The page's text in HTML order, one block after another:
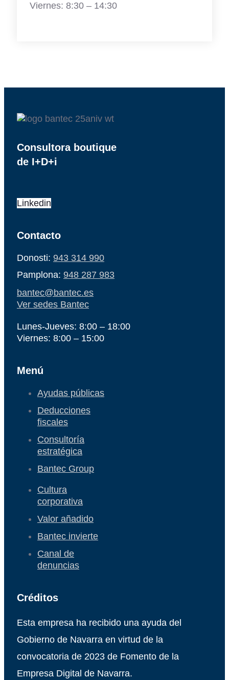
Viernes: 8:30 – 14:30
Consultora boutique
de I+D+i
Linkedin
Contacto
Donosti: 943 314 990
Pamplona: 948 287 983
bantec@bantec.es
Ver sedes Bantec
Lunes-Jueves: 8:00 – 18:00
Viernes: 8:00 – 15:00
Menú
Ayudas públicas
Deducciones
fiscales
Consultoría
estratégica
Bantec Group
Cultura
corporativa
Valor añadido
Bantec invierte
Canal de
denuncias
Créditos
Esta empresa ha recibido una ayuda del
Gobierno de Navarra en virtud de la
convocatoria de 2023 de Fomento de la
Empresa Digital de Navarra.